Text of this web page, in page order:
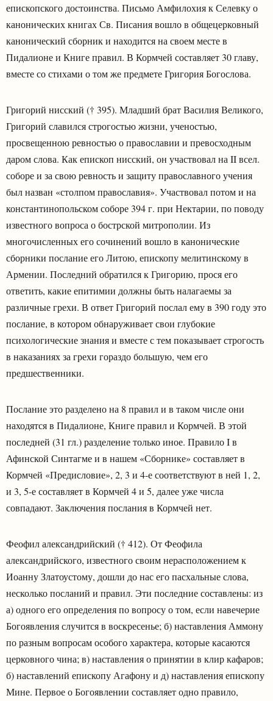
епископского достоинства. Письмо Амфилохия к Селевку о
канонических книгах Св. Писания вошло в общецерковный
канонический сборник и находится на своем месте в
Пидалионе и Книге правил. В Кормчей составляет 30 главу,
вместе со стихами о том же предмете Григория Богослова.
Григорий нисский († 395). Младший брат Василия Великого,
Григорий славился строгостью жизни, ученостью,
просвещенною ревностью о православии и превосходным
даром слова. Как епископ нисский, он участвовал на II всел.
соборе и за свою ревность и защиту православного учения
был назван «столпом православия». Участвовал потом и на
константинопольском соборе 394 г. при Нектарии, по поводу
известного вопроса о бострской митрополии. Из
многочисленных его сочинений вошло в канонические
сборники послание его Литою, епископу мелитинскому в
Армении. Последний обратился к Григорию, прося его
ответить, какие епитимии должны быть налагаемы за
различные грехи. В ответ Григорий послал ему в 390 году это
послание, в котором обнаруживает свои глубокие
психологические знания и вместе с тем показывает строгость
в наказаниях за грехи гораздо большую, чем его
предшественники.
Послание это разделено на 8 правил и в таком числе они
находятся в Пидалионе, Книге правил и Кормчей. В этой
последней (31 гл.) разделение только иное. Правило I в
Афинской Синтагме и в нашем «Сборнике» составляет в
Кормчей «Предисловие», 2, 3 и 4-е соответствуют в ней 1, 2,
и 3, 5-е составляет в Кормчей 4 и 5, далее уже числа
совпадают. Заключения послания в Кормчей нет.
Феофил александрийский († 412). От Феофила
александрийского, известного своим нерасположением к
Иоанну Златоустому, дошли до нас его пасхальные слова,
несколько посланий и правил. Эти последние составлены: из
а) одного его определения по вопросу о том, если навечерие
Богоявления случится в воскресенье; б) наставления Аммону
по разным вопросам особого характера, которые касаются
церковного чина; в) наставления о принятии в клир кафаров;
б) наставлений епископу Агафону и д) наставления епископу
Мине. Первое о Богоявлении составляет одно правило,